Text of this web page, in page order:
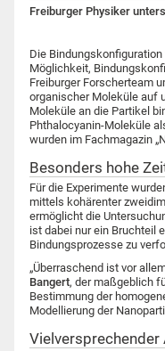
Freiburger Physiker
Die
Möglichkeit,
Freiburger Forscherteam
organischer Moleküle auf
Moleküle an die Partikel
Phthalocyanin-Moleküle
wurden im Fachmagazin
Besonders hohe
Für die Experimente
mittels kohärenter
ermöglicht die
ist dabei nur ein Bruchteil
Bindungsprozesse zu
„Überraschend ist vor
Bangert, der maßgeblich
Bestimmung der
Modellierung der